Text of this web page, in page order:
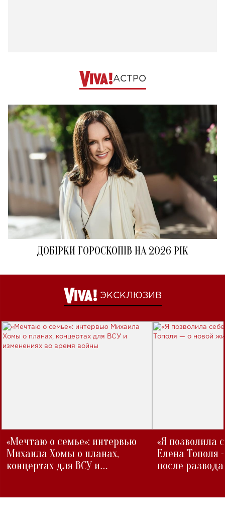
АСТРО
ДОБІРКИ ГОРОСКОПІВ НА 2026 РІК
ЭКСКЛЮЗИВ
«Мечтаю о семье»: интервью
Михаила Хомы о планах,
концертах для ВСУ и
«Я позволила
Елена Тополя
после развода